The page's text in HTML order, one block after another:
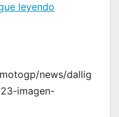
leyendo
news/dallig
imagen-